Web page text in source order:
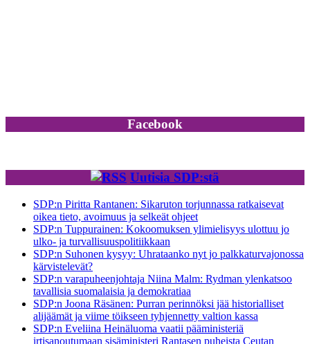
Facebook
Uutisia SDP:stä
SDP:n Piritta Rantanen: Sikaruton torjunnassa ratkaisevat
oikea tieto, avoimuus ja selkeät ohjeet
SDP:n Tuppurainen: Kokoomuksen ylimielisyys ulottuu jo
ulko- ja turvallisuuspolitiikkaan
SDP:n Suhonen kysyy: Uhrataanko nyt jo palkkaturvajonossa
kärvistelevät?
SDP:n varapuheenjohtaja Niina Malm: Rydman ylenkatsoo
tavallisia suomalaisia ja demokratiaa
SDP:n Joona Räsänen: Purran perinnöksi jää historialliset
alijäämät ja viime töikseen tyhjennetty valtion kassa
SDP:n Eveliina Heinäluoma vaatii pääministeriä
irtisanoutumaan sisäministeri Rantasen puheista Ceutan